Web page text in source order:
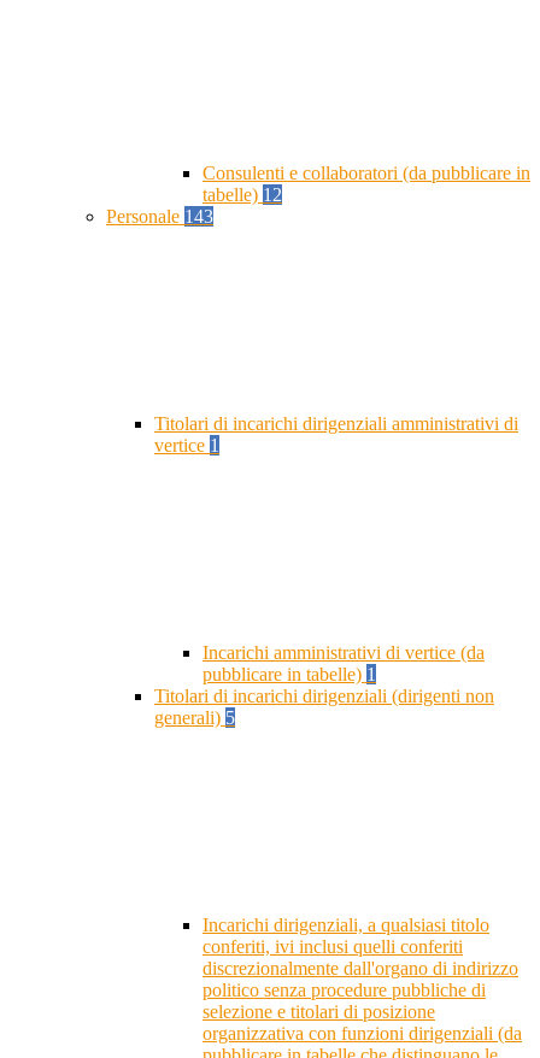
Consulenti e collaboratori (da pubblicare in
tabelle) 12
Personale 143
Titolari di incarichi dirigenziali amministrativi di
vertice 1
Incarichi amministrativi di vertice (da
pubblicare in tabelle) 1
Titolari di incarichi dirigenziali (dirigenti non
generali) 5
Incarichi dirigenziali, a qualsiasi titolo
conferiti, ivi inclusi quelli conferiti
discrezionalmente dall'organo di indirizzo
politico senza procedure pubbliche di
selezione e titolari di posizione
organizzativa con funzioni dirigenziali (da